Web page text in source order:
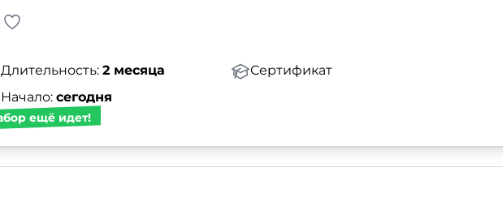
Длительность: 2 месяца
Сертификат
Начало: сегодня
ещё идет!